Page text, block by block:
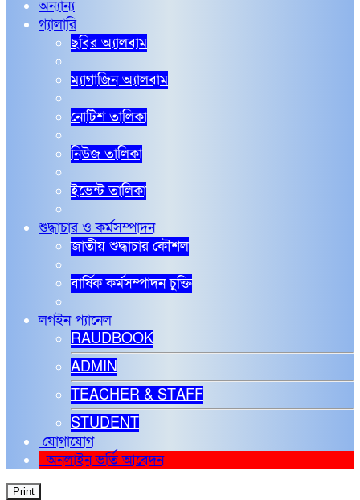
অন্যান্য
গ্যালারি
ছবির অ্যালবাম
ম্যাগাজিন অ্যালবাম
নোটিশ তালিকা
নিউজ তালিকা
ইভেন্ট তালিকা
শুদ্ধাচার ও কর্মসম্পাদন
জাতীয় শুদ্ধাচার কৌশল
বার্ষিক কর্মসম্পাদন চুক্তি
লগইন প্যানেল
RAUDBOOK
ADMIN
TEACHER & STAFF
STUDENT
যোগাযোগ
অনলাইন ভর্তি আবেদন